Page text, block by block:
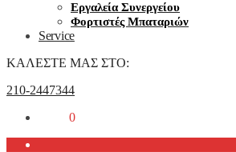
Εργαλεία Συνεργείου
Φορτιστές Μπαταριών
Service
ΚΑΛΕΣΤΕ ΜΑΣ ΣΤΟ:
210-2447344
0